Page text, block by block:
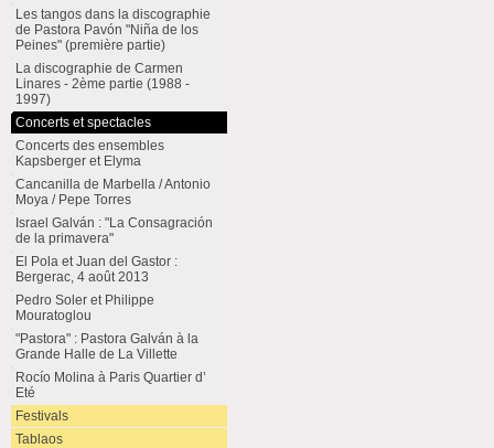
Les tangos dans la discographie
de Pastora Pavón "Niña de los
Peines" (première partie)
La discographie de Carmen
Linares - 2ème partie (1988 -
1997)
Concerts et spectacles
Concerts des ensembles
Kapsberger et Elyma
Cancanilla de Marbella / Antonio
Moya / Pepe Torres
Israel Galván : "La Consagración
de la primavera"
El Pola et Juan del Gastor :
Bergerac, 4 août 2013
Pedro Soler et Philippe
Mouratoglou
"Pastora" : Pastora Galván à la
Grande Halle de La Villette
Rocío Molina à Paris Quartier d’
Eté
Festivals
Tablaos